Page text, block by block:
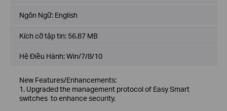
Ngôn Ngữ: English
Kích cỡ tập tin: 56.87 MB
Hệ Điều Hành: Win/7/8/10
New Features/Enhancements:
1. Upgraded the management protocol of Easy Smart
switches to enhance security.